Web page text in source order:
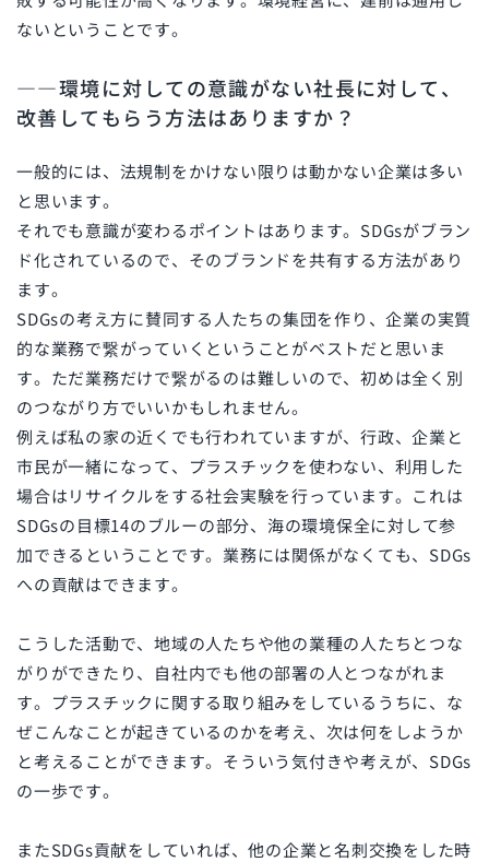
ないということです。
――環境に対しての意識がない社長に対して、
改善してもらう方法はありますか？
一般的には、法規制をかけない限りは動かない企業は多い
と思います。
それでも意識が変わるポイントはあります。 SDGsがブラン
ド化されているので、そのブランドを共有する方法があり
ます。
SDGsの考え方に賛同する人たちの集団を作り、企業の実質
的な業務で繋がっていくということがベストだと思いま
す。ただ業務だけで繋がるのは難しいので、初めは全く別
のつながり方でいいかもしれません。
例えば私の家の近くでも行われていますが、行政、企業と
市民が一緒になって、プラスチックを使わない、利用した
場合はリサイクルをする社会実験を行っています。これは
SDGsの目標14のブルーの部分、海の環境保全に対して参
加できるということです。業務には関係がなくても、 SDGs
への貢献はできます。
こうした活動で、地域の人たちや他の業種の人たちとつな
がりができたり、自社内でも他の部署の人とつながれま
す。プラスチックに関する取り組みをしているうちに、な
ぜこんなことが起きているのかを考え、次は何をしようか
と考えることができます。そういう気付きや考えが、 SDGs
の一歩です。
またSDGs貢献をしていれば、他の企業と名刺交換をした時